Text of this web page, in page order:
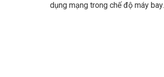
dụng mạng trong chế độ máy bay.